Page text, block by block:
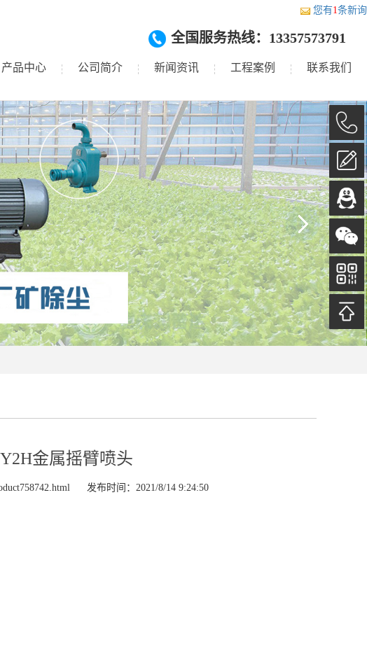
您有1条新
产品中心 公司简介 新闻资讯 工程案例 联系我们
全国服务热线：13357573791
金属摇臂喷头
发布时间：2021/8/14 9:24:50